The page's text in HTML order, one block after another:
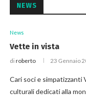
NEWS
News
Vette in vista
di roberto 23 Gennaio
Cari soci e simpatizzanti
culturali dedicati alla